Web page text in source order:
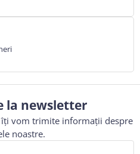
la newsletter
îți vom trimite informații despre
noastre.